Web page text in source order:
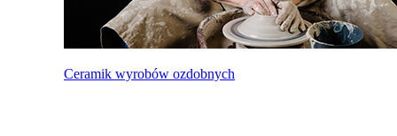
Ceramik wyrobów ozdobnych